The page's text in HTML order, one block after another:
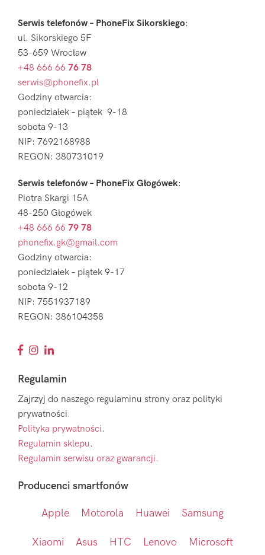
Serwis telefonów – PhoneFix Sikorskiego:
ul. Sikorskiego 5F
53-659 Wrocław
+48 666 66 76 78
serwis@phonefix.pl
Godziny otwarcia:
poniedziałek – piątek 9-18
sobota 9-13
NIP: 7692168988
REGON: 380731019
Serwis telefonów – PhoneFix Głogówek:
Piotra Skargi 15A
48-250 Głogówek
+48 666 66 79 78
phonefix.gk@gmail.com
Godziny otwarcia:
poniedziałek – piątek 9-17
sobota 9-12
NIP: 7551937189
REGON: 386104358
Regulamin
Zajrzyj do naszego regulaminu strony oraz polityki
prywatności.
Polityka prywatności.
Regulamin sklepu.
Regulamin serwisu oraz gwarancji.
Producenci smartfonów
Apple Motorola Huawei Samsung
Xiaomi Asus HTC Lenovo Microsoft